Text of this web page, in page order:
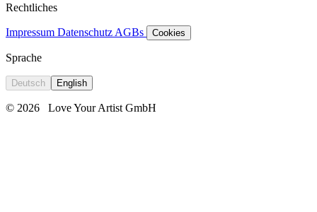
Rechtliches
Impressum Datenschutz AGBs Cookies
Sprache
Deutsch English
© 2026 Love Your Artist GmbH